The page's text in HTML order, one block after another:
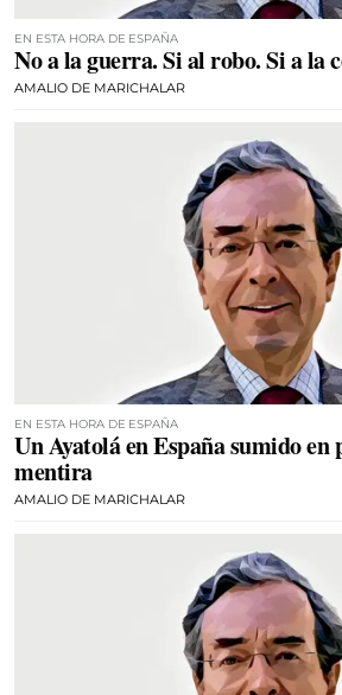
EN ESTA HORA DE ESPAÑA
No a la guerra. Si al robo. Si a la
AMALIO DE MARICHALAR
EN ESTA HORA DE ESPAÑA
Un Ayatolá en España sumido en
mentira
AMALIO DE MARICHALAR